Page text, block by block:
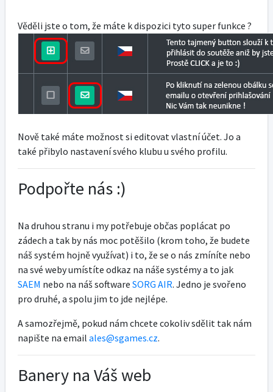
Věděli jste o tom, že máte k dispozici tyto super funkce ?
Nově také máte možnost si editovat vlastní účet. Jo a
také přibylo nastavení svého klubu u svého profilu.
Podpořte nás :)
Na druhou stranu i my potřebuje občas poplácat po
zádech a tak by nás moc potěšilo (krom toho, že budete
náš systém hojně využívat) i to, že se o nás zmíníte nebo
na své weby umístíte odkaz na náše systémy a to jak
SAEM nebo na náš software SORG AIR. Jedno je svořeno
pro druhé, a spolu jim to jde nejlépe.
A samozřejmě, pokud nám chcete cokoliv sdělit tak nám
napište na email ales@sgames.cz.
Banery na Váš web